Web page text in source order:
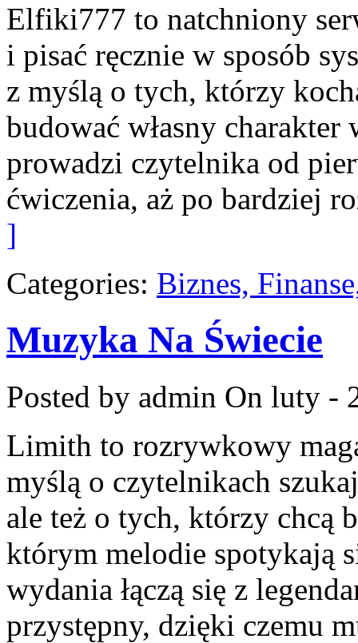
Elfiki777 to natchniony
i pisać ręcznie w sposób
z myślą o tych, którzy
budować własny
prowadzi czytelnika od
ćwiczenia, aż po bardziej
]
Categories: Biznes,
Muzyka Na Świecie
Posted by admin On luty -
Limith to rozrywkowy
myślą o czytelnikach
ale też o tych, którzy chcą
którym melodie spotykają
wydania łączą się z
przystępny, dzięki czemu